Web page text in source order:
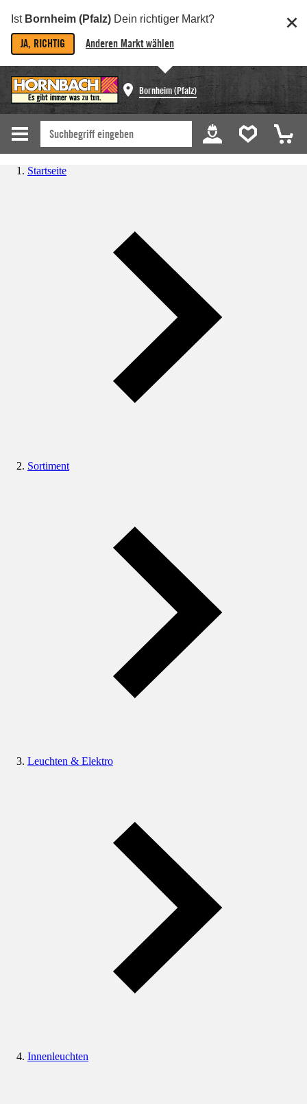
Ist Bornheim (Pfalz) Dein richtiger Markt?
JA, RICHTIG Anderen Markt wählen
Bornheim (Pfalz)
Startseite
Sortiment
Leuchten & Elektro
Innenleuchten